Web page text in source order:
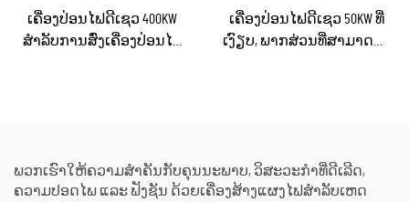
ເຄື່ອງປ່ອນໄຟດີເຊວ 400KW
ສຳລັບການສົ່ງເຄື່ອງປ່ອນໄຟ
ເຄື່ອງປ່ອນໄຟດີເຊວ 50KW ທີ່
ເງົຽບ, ພາກສ່ວນທີ່ສາມາດນຳ
ພວກເຮົາໃຫ້ຄວາມສຳຄັນກັບຄຸນນະພາບ, ວິສະວະກຳທີ່ດີເລີດ,
ຄວາມປອດໄພ ແລະ ຟັງຊັນ ດ້ວຍເຄື່ອງສ້າງແຜງໄຟສຳລັບເຫດ